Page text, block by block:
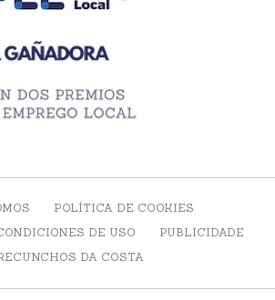
POLÍTICA DE COOKIES
DE USO
PUBLICIDADE
DA COSTA